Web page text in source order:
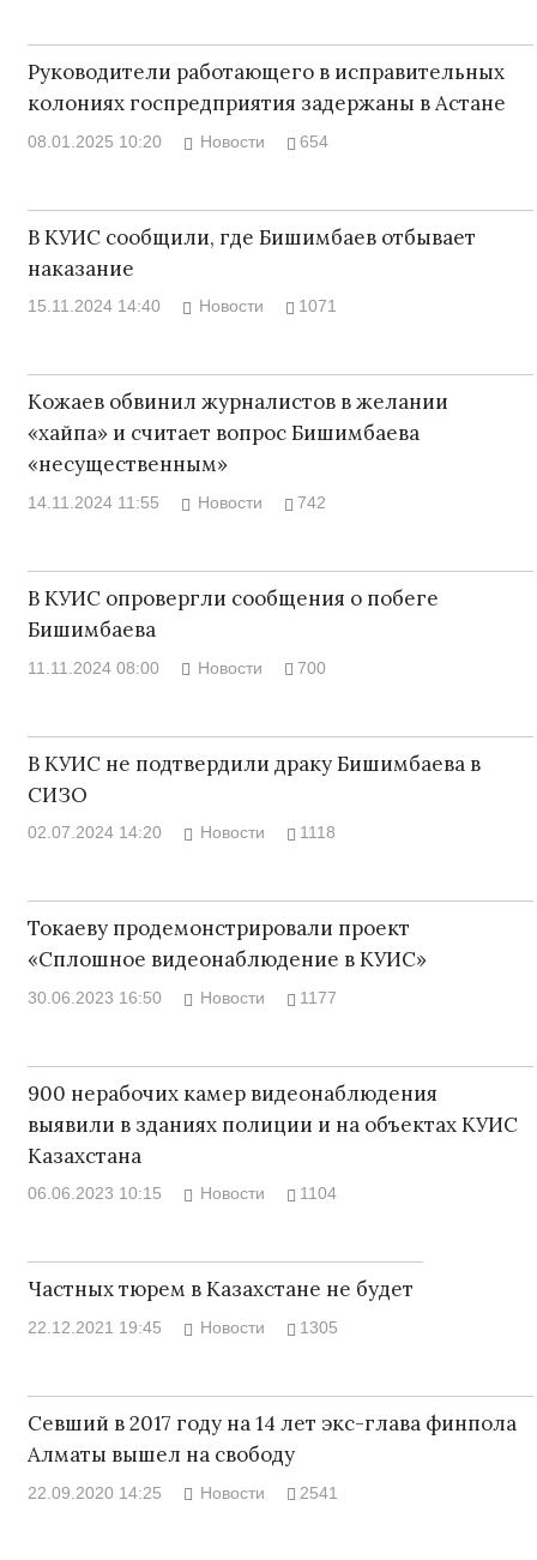
Руководители работающего в исправительных
колониях госпредприятия задержаны в Астане
08.01.2025 10:20 Новости 654
В КУИС сообщили, где Бишимбаев отбывает
наказание
15.11.2024 14:40 Новости 1071
Кожаев обвинил журналистов в желании
«хайпа» и считает вопрос Бишимбаева
«несущественным»
14.11.2024 11:55 Новости 742
В КУИС опровергли сообщения о побеге
Бишимбаева
11.11.2024 08:00 Новости 700
В КУИС не подтвердили драку Бишимбаева в
СИЗО
02.07.2024 14:20 Новости 1118
Токаеву продемонстрировали проект
«Сплошное видеонаблюдение в КУИС»
30.06.2023 16:50 Новости 1177
900 нерабочих камер видеонаблюдения
выявили в зданиях полиции и на объектах КУИС
Казахстана
06.06.2023 10:15 Новости 1104
Частных тюрем в Казахстане не будет
22.12.2021 19:45 Новости 1305
Севший в 2017 году на 14 лет экс-глава финпола
Алматы вышел на свободу
22.09.2020 14:25 Новости 2541